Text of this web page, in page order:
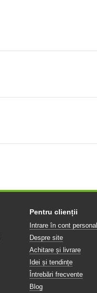
Pentru clienții
Intrare în cont personal
Despre site
Achitare și livrare
Idei și tendințe
Întrebări frecvente
Blog